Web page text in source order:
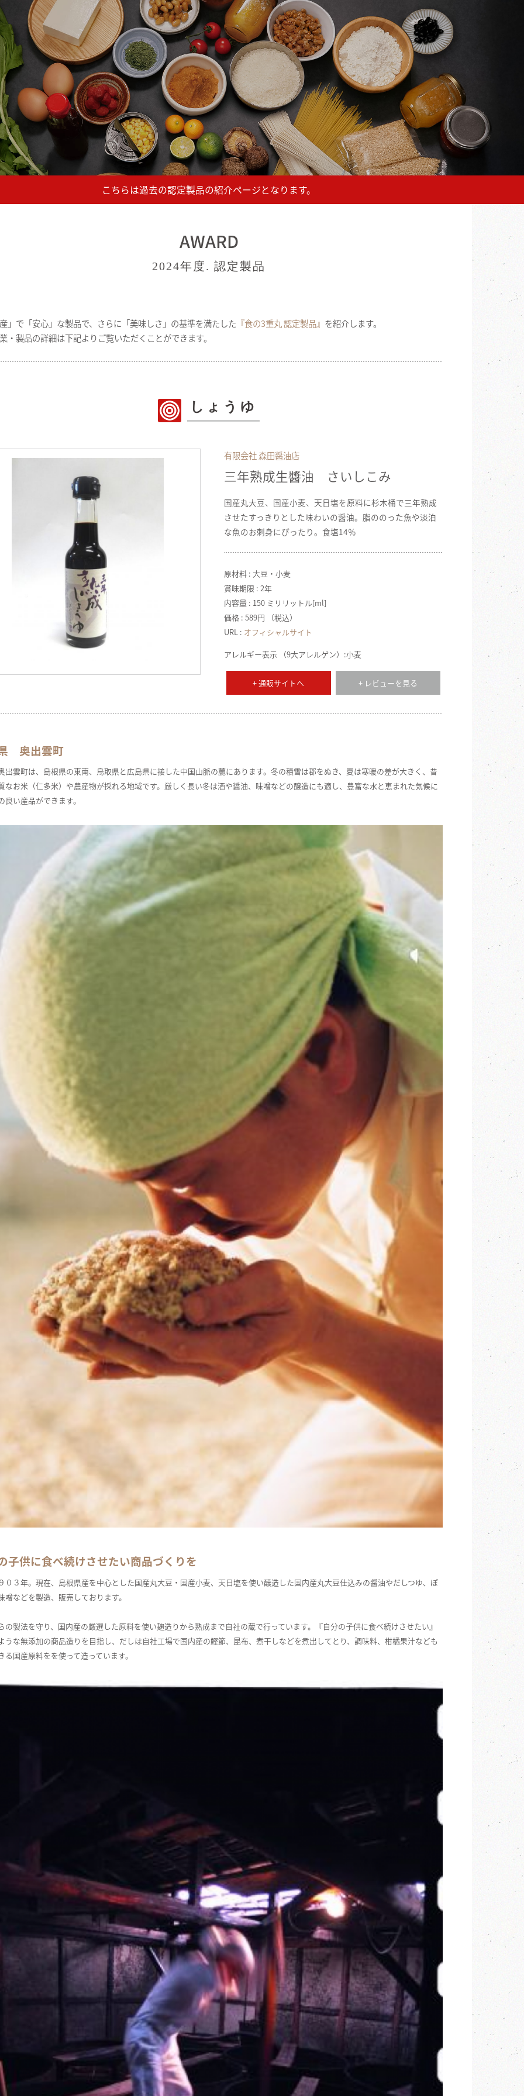
AWARD
2024年度. 認定製品
」で「安心」な製品で、さらに「美味しさ」の基準を満たした 『食の3重丸 認定製品』 を紹介します。
・製品の詳細は下記よりご覧いただくことができます。
しょうゆ
有限会社 森田醤油店
三年熟成生醬油 さいしこみ
国産丸大豆、国産小麦、天日塩を原料に杉木桶で三年熟成
させたすっきりとした味わいの醤油。脂ののった魚や淡泊
な魚のお刺身にぴったり。食塩14％
原材料 : 大豆・小麦
賞味期限 : 2年
内容量 : 150 ミリリットル[ml]
価格 : 589円 （税込）
URL : オフィシャルサイト
アレルギー表示 （9大アレルゲン）:小麦
+ 通販サイトへ + レビューを見る
奥出雲町
出雲町は、島根県の東南、鳥取県と広島県に接した中国山脈の麓にあります。冬の積雪は郡をぬき、夏は寒暖の差が大きく、昔
なお米（仁多米）や農産物が採れる地域です。厳しく長い冬は酒や醤油、味噌などの醸造にも適し、豊富な水と恵まれた気候に
良い産品ができます。
子供に食べ続けさせたい商品づくりを
０３年。現在、島根県産を中心とした国産丸大豆・国産小麦、天日塩を使い醸造した国内産丸大豆仕込みの醤油やだしつゆ、ぽ
噌などを製造、販売しております。
の製法を守り、国内産の厳選した原料を使い麹造りから熟成まで自社の蔵で行っています。『自分の子供に食べ続けさせたい』
うな無添加の商品造りを目指し、だしは自社工場で国内産の鰹節、昆布、煮干しなどを煮出してとり、調味料、柑橘果汁なども
る国産原料をを使って造っています。